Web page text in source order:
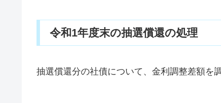
令和1年度末の抽選償還の処理
抽選償還分の社債について、金利調整差額を